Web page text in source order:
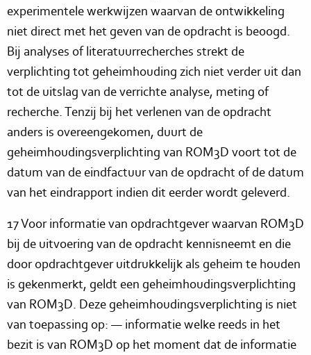
experimentele werkwijzen waarvan de ontwikkeling
niet direct met het geven van de opdracht is beoogd.
Bij analyses of literatuurrecherches strekt de
verplichting tot geheimhouding zich niet verder uit dan
tot de uitslag van de verrichte analyse, meting of
recherche. Tenzij bij het verlenen van de opdracht
anders is overeengekomen, duurt de
geheimhoudingsverplichting van ROM3D voort tot de
datum van de eindfactuur van de opdracht of de datum
van het eindrapport indien dit eerder wordt geleverd.
17 Voor informatie van opdrachtgever waarvan ROM3D
bij de uitvoering van de opdracht kennisneemt en die
door opdrachtgever uitdrukkelijk als geheim te houden
is gekenmerkt, geldt een geheimhoudingsverplichting
van ROM3D. Deze geheimhoudingsverplichting is niet
van toepassing op: — informatie welke reeds in het
bezit is van ROM3D op het moment dat de informatie